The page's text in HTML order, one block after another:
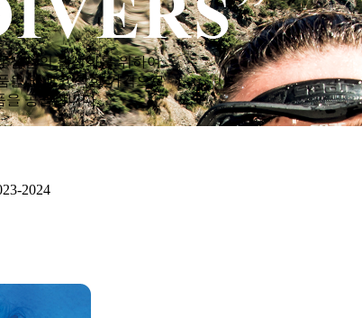
산업의 활성화를 위하여
을 없애고 착한 가격으로
을 공급합니다.
2024